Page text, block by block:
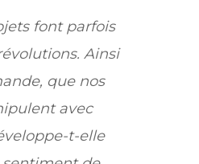
font parfois
Ainsi
que nos
avec
t-elle